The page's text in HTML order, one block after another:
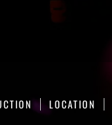
LOCATION